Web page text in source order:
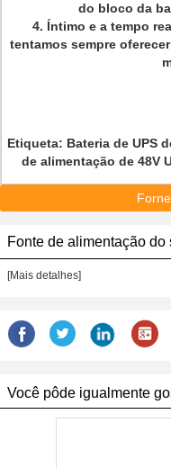
do bloco da
4. Íntimo e a tempo
tentamos sempre
Etiqueta: Bateria de UPS
de alimentação de 48V
Fonte de alimentação
[Mais detalhes]
Você pôde igualmente